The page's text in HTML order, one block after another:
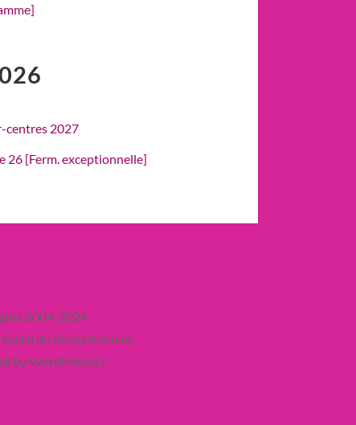
centres 2027
26 [Ferm. exceptionnelle]
2004-2024
du Roussillonnais
by WordPress(c)